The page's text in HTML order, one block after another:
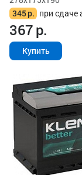
345р. при сдаче
367р.
Купить